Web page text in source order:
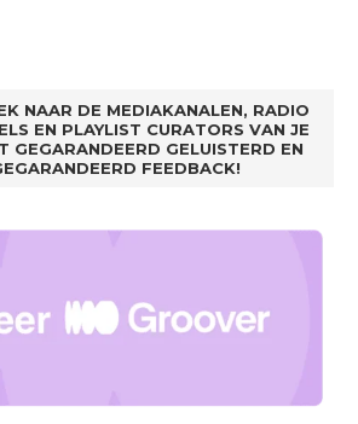
NAAR DE MEDIAKANALEN, RADIO
EN PLAYLIST CURATORS VAN JE
GEGARANDEERD GELUISTERD EN
FEEDBACK!